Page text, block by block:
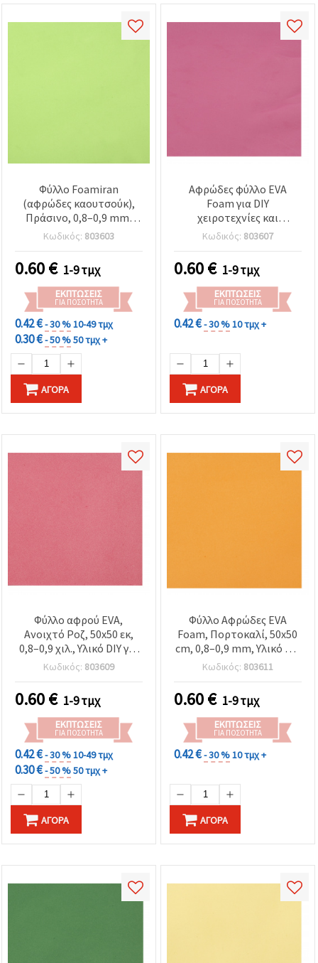
Φύλλο Foamiran
(αφρώδες καουτσούκ),
Πράσινο, 0,8–0,9 mm,
50x50 εκ.
Κωδικός: 803603
0.60€ 1-9 τμχ
ΕΚΠΤΏΣΕΙΣ
ΓΙΑ ΠΟΣΌΤΗΤΑ
0.42 €- 30 %10-49 τμχ
0.30 €- 50 %50 τμχ +
ΑΓΟΡΆ
Αφρώδες φύλλο EVA
Foam για DIY
χειροτεχνίες και
διακόσμηση, χρώμα
Κυκλάμινο, 50x50 εκ., 0,8–
Κωδικός: 803607
0.60€ 1-9 τμχ
ΕΚΠΤΏΣΕΙΣ
ΓΙΑ ΠΟΣΌΤΗΤΑ
0.42 €- 30 %10 τμχ +
ΑΓΟΡΆ
Φύλλο αφρού EVA,
Ανοιχτό Ροζ, 50x50 εκ,
0,8–0,9 χιλ., Υλικό DIY για
Χειροτεχνίες &
Διακόσμηση
Κωδικός: 803609
0.60€ 1-9 τμχ
ΕΚΠΤΏΣΕΙΣ
ΓΙΑ ΠΟΣΌΤΗΤΑ
0.42 €- 30 %10-49 τμχ
0.30 €- 50 %50 τμχ +
ΑΓΟΡΆ
Φύλλο Αφρώδες EVA
Foam, Πορτοκαλί, 50x50
cm, 0,8–0,9 mm, Υλικό DIY
για Χειροτεχνίες &
Διακόσμηση
Κωδικός: 803611
0.60€ 1-9 τμχ
ΕΚΠΤΏΣΕΙΣ
ΓΙΑ ΠΟΣΌΤΗΤΑ
0.42 €- 30 %10 τμχ +
ΑΓΟΡΆ